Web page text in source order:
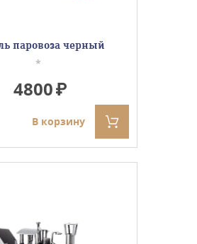
паровоза черный
*
4800
В корзину